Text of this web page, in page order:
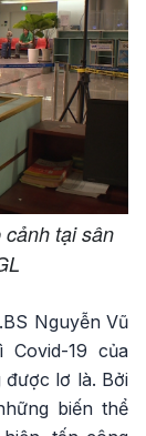
tại sân
Nguyễn Vũ
19 của
lơ là. Bởi
biến thể